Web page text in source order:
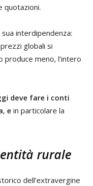
quotazioni.
interdipendenza:
globali si
produce meno, l’intero
deve fare i conti
, e in particolare la
rurale
dell’extravergine